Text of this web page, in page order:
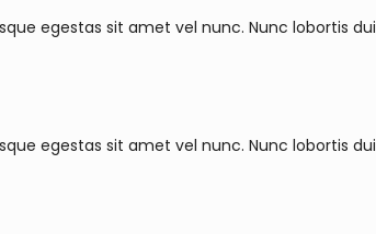
egestas sit amet vel nunc. Nunc lobortis
egestas sit amet vel nunc. Nunc lobortis